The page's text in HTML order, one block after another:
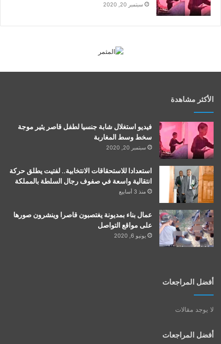
سبتمبر 20, 2020
الأكثر مشاهدة
فيديو استغلال شابة جنسيا لطفل قاصر يثير موجة
سخط وسط المغاربة
سبتمبر 20, 2020
استعدادا للاستحقاقات الانتخابية.. لفتيت يطلق حركة
انتقالية واسعة في صفوف رجال السلطة بالمملكة
منذ 3 أسابيع
عمال بناء بمديونة يغتصبون قاصرا وينشرون صورها
على مواقع التواصل
يونيو 6, 2020
أفضل المراجعات
لا يوجد مقالات
أفضل المراجعات